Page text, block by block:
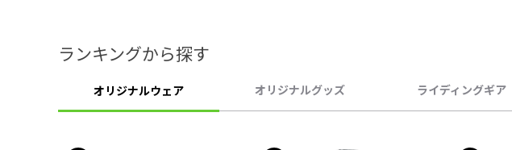
ランキングから探す
オリジナルウェア オリジナルグッズ ライディングギア